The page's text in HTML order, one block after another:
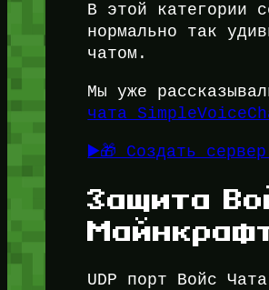
В этой категории
нормально так
чатом.
Мы уже
чата
▶️🎁 Создать
Защита
UDP порт Войс